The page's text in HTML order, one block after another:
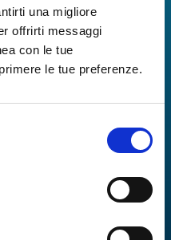
una migliore
offrirti messaggi
con le tue
le tue preferenze.